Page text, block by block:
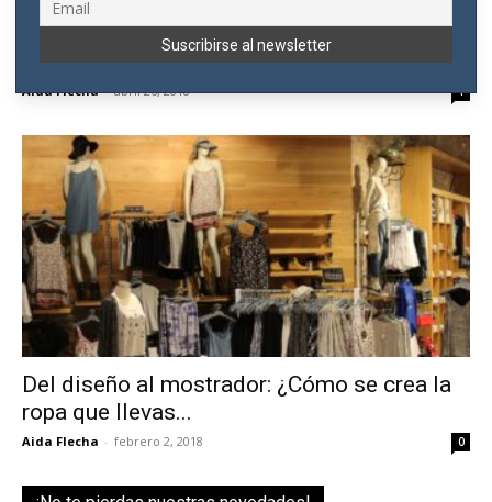
Vestir en obesidad, entre la escasez y
discriminación
Aida Flecha - abril 26, 2018 1
Del diseño al mostrador: ¿Cómo se crea la
ropa que llevas...
Aida Flecha - febrero 2, 2018 0